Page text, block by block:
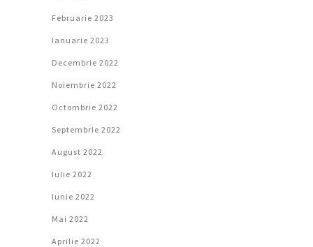
Februarie 2023
Ianuarie 2023
Decembrie 2022
Noiembrie 2022
Octombrie 2022
Septembrie 2022
August 2022
Iulie 2022
Iunie 2022
Mai 2022
Aprilie 2022